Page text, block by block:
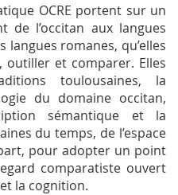
OCRE portent sur un
de l’occitan aux langues
langues romanes, qu’elles
et comparer. Elles
toulousaines, la
du domaine occitan,
sémantique et la
du temps, de l’espace
pour adopter un point
comparatiste ouvert
la cognition.